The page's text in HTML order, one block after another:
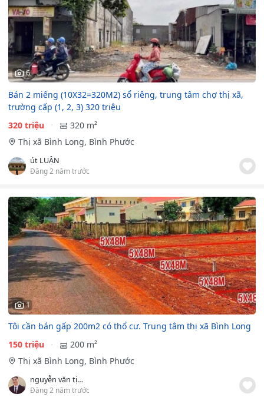
6
Bán 2 miếng (10X32=320M2) sổ riêng, trung tâm chợ thị xã,
trường cấp (1, 2, 3) 320 triệu
320 triệu
320 m²
Thị xã Bình Long, Bình Phước
út LUẬN
Đăng 2 năm trước
1
Tôi cần bán gấp 200m2 có thổ cư. Trung tâm thị xã Bình Long
150 triệu
200 m²
Thị xã Bình Long, Bình Phước
nguyễn văn tịch
Đăng 2 năm trước